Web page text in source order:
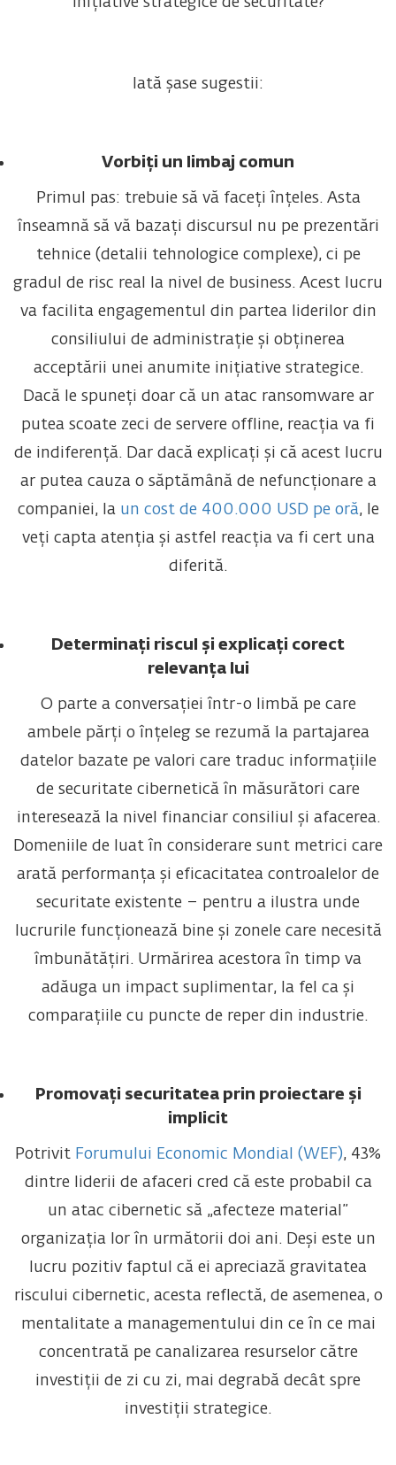
Iată șase sugestii:
Vorbiți un limbaj comun
Primul pas: trebuie să vă faceți înțeles. Asta
înseamnă să vă bazați discursul nu pe prezentări
tehnice (detalii tehnologice complexe), ci pe
gradul de risc real la nivel de business. Acest lucru
va facilita engagementul din partea liderilor din
consiliului de administrație și obținerea
acceptării unei anumite inițiative strategice.
Dacă le spuneți doar că un atac ransomware ar
putea scoate zeci de servere offline, reacția va fi
de indiferență. Dar dacă explicați și că acest lucru
ar putea cauza o săptămână de nefuncționare a
companiei, la un cost de 400.000 USD pe oră, le
veți capta atenția și astfel reacția va fi cert una
diferită.
Determinați riscul și explicați corect
relevanța lui
O parte a conversației într-o limbă pe care
ambele părți o înțeleg se rezumă la partajarea
datelor bazate pe valori care traduc informațiile
de securitate cibernetică în măsurători care
interesează la nivel financiar consiliul și afacerea.
Domeniile de luat în considerare sunt metrici care
arată performanța și eficacitatea controalelor de
securitate existente – pentru a ilustra unde
lucrurile funcționează bine și zonele care necesită
îmbunătățiri. Urmărirea acestora în timp va
adăuga un impact suplimentar, la fel ca și
comparațiile cu puncte de reper din industrie.
Promovați securitatea prin proiectare și
implicit
Potrivit Forumului Economic Mondial (WEF), 43%
dintre liderii de afaceri cred că este probabil ca
un atac cibernetic să „afecteze material”
organizația lor în următorii doi ani. Deși este un
lucru pozitiv faptul că ei apreciază gravitatea
riscului cibernetic, acesta reflectă, de asemenea, o
mentalitate a managementului din ce în ce mai
concentrată pe canalizarea resurselor către
investiții de zi cu zi, mai degrabă decât spre
investiții strategice.